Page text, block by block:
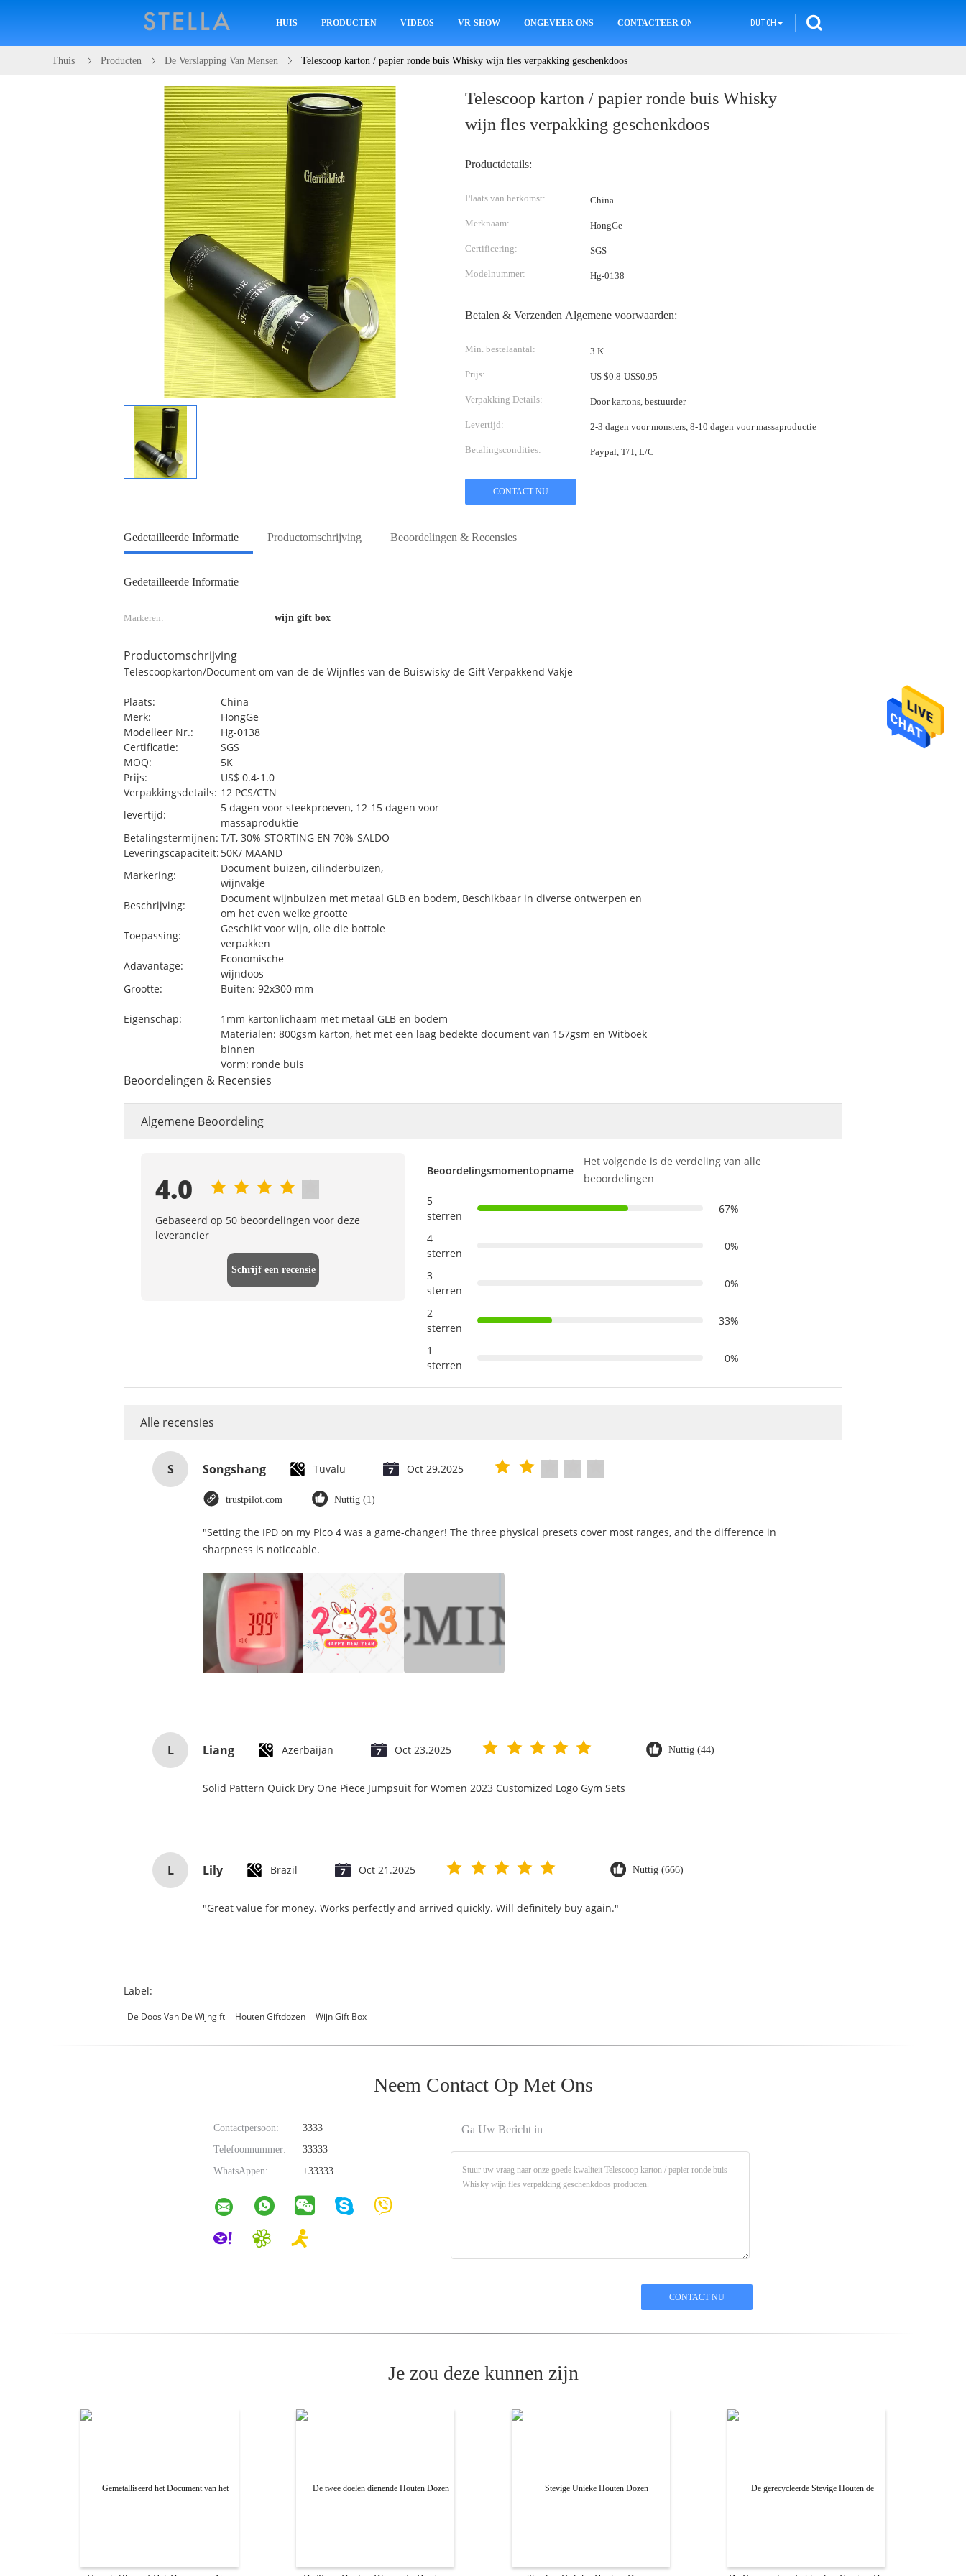
HUIS PRODUCTEN VIDEOS VR-SHOW ONGEVEER ONS CONTACTEER ONS DUTCH
Thuis Producten De Verslapping Van Mensen Telescoop karton / papier ronde buis Whisky wijn fles verpakking geschenkdoos
Telescoop karton / papier ronde buis Whisky
wijn fles verpakking geschenkdoos
Productdetails:
Plaats van herkomst: China
Merknaam: HongGe
Certificering: SGS
Modelnummer: Hg-0138
Betalen & Verzenden Algemene voorwaarden:
Min. bestelaantal: 3 K
Prijs: US $0.8-US$0.95
Verpakking Details: Door kartons, bestuurder
Levertijd: 2-3 dagen voor monsters, 8-10 dagen voor massaproductie
Betalingscondities: Paypal, T/T, L/C
CONTACT NU
Gedetailleerde Informatie Productomschrijving Beoordelingen & Recensies
Gedetailleerde Informatie
Markeren: wijn gift box
Productomschrijving
Telescoopkarton/Document om van de de Wijnfles van de Buiswisky de Gift Verpakkend Vakje
Plaats:
China
Merk:
HongGe
Modelleer Nr.:
Hg-0138
Certificatie:
SGS
MOQ:
5K
Prijs:
US$ 0.4-1.0
Verpakkingsdetails: 12 PCS/CTN
levertijd:
5 dagen voor steekproeven, 12-15 dagen voor
massaproduktie
Betalingstermijnen: T/T, 30%-STORTING EN 70%-SALDO
Leveringscapaciteit: 50K/ MAAND
Markering:
Document buizen, cilinderbuizen,
wijnvakje
Beschrijving:
Document wijnbuizen met metaal GLB en bodem, Beschikbaar in diverse ontwerpen en
om het even welke grootte
Toepassing:
Geschikt voor wijn, olie die bottole
verpakken
Adavantage:
Economische
wijndoos
Grootte:
Buiten: 92x300 mm
Eigenschap:
1mm kartonlichaam met metaal GLB en bodem
Materialen: 800gsm karton, het met een laag bedekte document van 157gsm en Witboek
binnen
Vorm: ronde buis
Beoordelingen & Recensies
Algemene Beoordeling
4.0
Gebaseerd op 50 beoordelingen voor deze
leverancier
Schrijf een recensie
Beoordelingsmomentopname
Het volgende is de verdeling van alle
beoordelingen
5
sterren
67%
4
sterren
0%
3
sterren
0%
2
sterren
33%
1
sterren
0%
Alle recensies
S Songshang Tuvalu Oct 29.2025
trustpilot.com Nuttig (1)
"Setting the IPD on my Pico 4 was a game-changer! The three physical presets cover most ranges, and the difference in
sharpness is noticeable.
L Liang Azerbaijan Oct 23.2025 Nuttig (44)
Solid Pattern Quick Dry One Piece Jumpsuit for Women 2023 Customized Logo Gym Sets
L Lily Brazil Oct 21.2025 Nuttig (666)
"Great value for money. Works perfectly and arrived quickly. Will definitely buy again."
Label:
De Doos Van De Wijngift Houten Giftdozen Wijn Gift Box
Neem Contact Op Met Ons
Contactpersoon:
3333
Telefoonnummer:
33333
WhatsAppen:
+33333
Ga Uw Bericht in
Je zou deze kunnen zijn